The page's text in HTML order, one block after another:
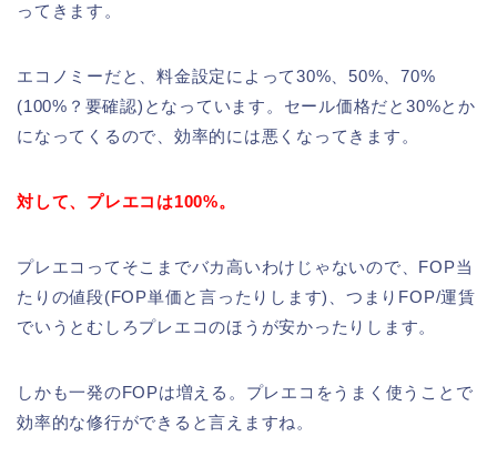
ってきます。
エコノミーだと、料金設定によって30%、50%、70%
(100%？要確認)となっています。セール価格だと30%とか
になってくるので、効率的には悪くなってきます。
対して、プレエコは100%。
プレエコってそこまでバカ高いわけじゃないので、FOP当
たりの値段(FOP単価と言ったりします)、つまりFOP/運賃
でいうとむしろプレエコのほうが安かったりします。
しかも一発のFOPは増える。プレエコをうまく使うことで
効率的な修行ができると言えますね。